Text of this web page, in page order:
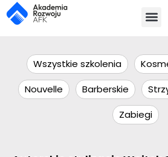
Wszystkie szkolenia
Nouvelle
Barberskie
Zabiegi